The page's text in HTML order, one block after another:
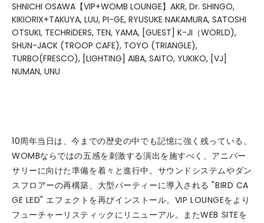
SHNICHI OSAWA【VIP+WOMB LOUNGE】AKR, Dr. SHINGO,
KIKIORIX+TAKUYA, LUU, PI-GE, RYUSUKE NAKAMURA, SATOSHI
OTSUKI, TECHRiDERS, TEN, YAMA, [GUEST] K-JI（WORLD),
SHUN-JACK (TROOP CAFE), TOYO (TRIANGLE),
TURBO(FRESCO), [LIGHTING] AIBA, SAITO, YUKIKO, [VJ]
NUMAN, UNU
10周年当日は、今までの歴史の中でも記憶に強く残っている、
WOMBならではの五感を刺激する演出を施すべく、アニバー
サリーに向けた準備を着々と進行中。サウンドシステムやダン
スフロアーの再構築、大型パーティーに導入される "BIRD CA
GE LED" エフェクトを再びインストール。VIP LOUNGEをより
フューチャーリスティックにリニューアル。またWEB SITEを